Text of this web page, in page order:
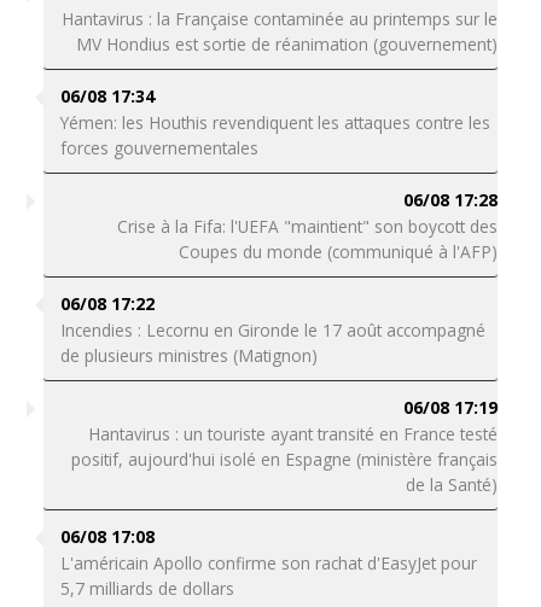
Hantavirus : la Française contaminée au printemps sur le
MV Hondius est sortie de réanimation (gouvernement)
06/08 17:34
Yémen: les Houthis revendiquent les attaques contre les
forces gouvernementales
06/08 17:28
Crise à la Fifa: l'UEFA "maintient" son boycott des
Coupes du monde (communiqué à l'AFP)
06/08 17:22
Incendies : Lecornu en Gironde le 17 août accompagné
de plusieurs ministres (Matignon)
06/08 17:19
Hantavirus : un touriste ayant transité en France testé
positif, aujourd'hui isolé en Espagne (ministère français
de la Santé)
06/08 17:08
L'américain Apollo confirme son rachat d'EasyJet pour
5,7 milliards de dollars